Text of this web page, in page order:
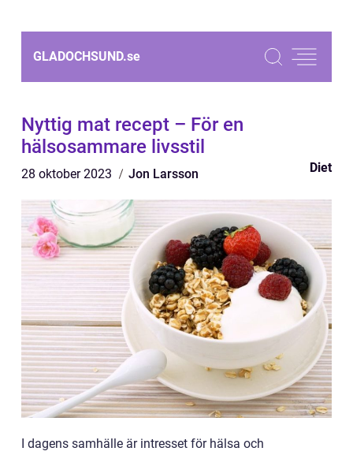
GLADOCHSUND.se
Nyttig mat recept – För en
hälsosammare livsstil
28 oktober 2023 Jon Larsson Diet
I dagens samhälle är intresset för hälsa och